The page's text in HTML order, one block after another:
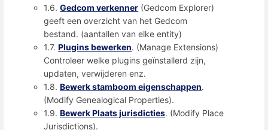
1.6.Gedcom verkenner (Gedcom Explorer)
geeft een overzicht van het Gedcom
bestand. (aantallen van elke entity)
1.7.Plugins bewerken. (Manage Extensions)
Controleer welke plugins geïnstallerd zijn,
updaten, verwijderen enz.
1.8.Bewerk stamboom eigenschappen.
(Modify Genealogical Properties).
1.9.Bewerk Plaats jurisdicties. (Modify Place
Jurisdictions).